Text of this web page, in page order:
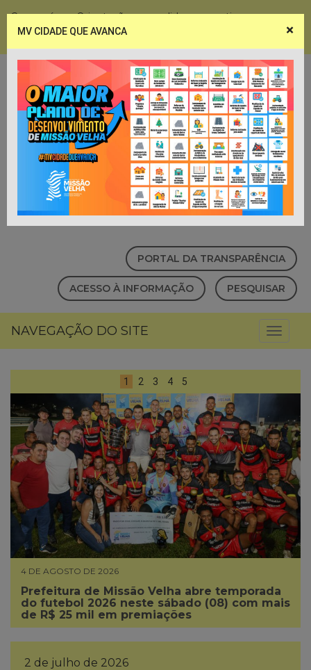
Coronavírus - Orientações e medidas preventivas
PORTAL DA TRANSPARÊNCIA
ACESSO À INFORMAÇÃO PESQUISAR
NAVEGAÇÃO DO SITE
1 2 3 4 5
4 DE AGOSTO DE 2026
Prefeitura de Missão Velha abre temporada
do futebol 2026 neste sábado (08) com mais
de R$ 25 mil em premiações
2 de julho de 2026
×
MV CIDADE QUE AVANCA